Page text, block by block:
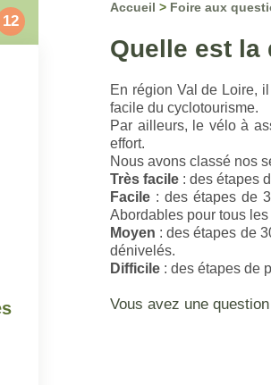
12
Accueil > Foire aux
Quelle est
En région Val de Loire,
facile du cyclotourisme.
Par ailleurs, le vélo à
effort.
Nous avons classé nos
Très facile : des étapes
Facile : des étapes de
Abordables pour tous
Moyen : des étapes de
dénivelés.
Difficile : des étapes de
Vous avez une